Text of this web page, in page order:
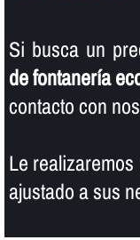
Si busca un
de fontanerí­a
contacto con
Le
ajustado a sus